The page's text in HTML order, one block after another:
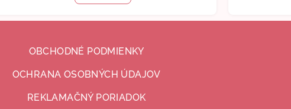
je
5,0
5
OBCHODNÉ PODMIENKY
OCHRANA OSOBNÝCH ÚDAJOV
REKLAMAČNÝ PORIADOK